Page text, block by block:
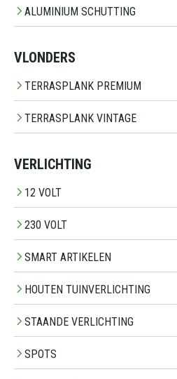
ALUMINIUM SCHUTTING
VLONDERS
TERRASPLANK PREMIUM
TERRASPLANK VINTAGE
VERLICHTING
12 VOLT
230 VOLT
SMART ARTIKELEN
HOUTEN TUINVERLICHTING
STAANDE VERLICHTING
SPOTS